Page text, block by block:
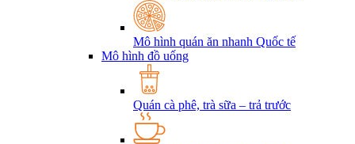
Mô hình quán ăn nhanh Quốc tế
Mô hình đồ uống
Quán cà phê, trà sữa – trả trước